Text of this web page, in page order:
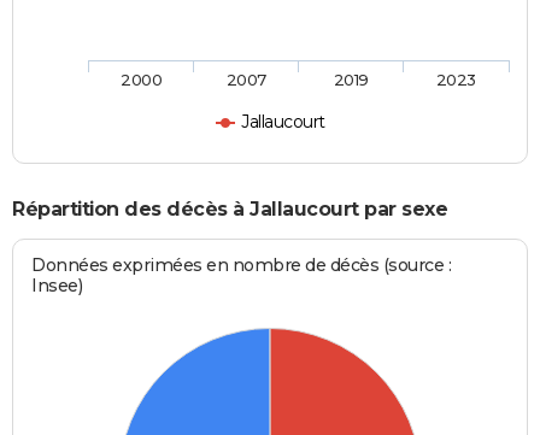
Jallaucourt
2000 2007 2019 2023
Répartition des décès à Jallaucourt par sexe
Données exprimées en nombre de décès (source :
Insee)